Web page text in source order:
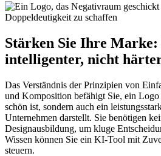
Stärken Sie Ihre Marke:
intelligenter, nicht
Das Verständnis der Prinzipien von
und Komposition befähigt Sie, ein Logo
schön ist, sondern auch ein
Unternehmen darstellt. Sie benötigen
Designausbildung, um kluge
Wissen können Sie ein KI-Tool mit
steuern.